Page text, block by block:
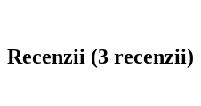
Recenzii (3 recenzii)